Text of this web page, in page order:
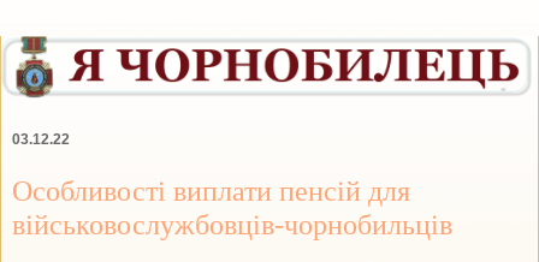
03.12.22
Особливості виплати пенсій для
військовослужбовців-чорнобильців